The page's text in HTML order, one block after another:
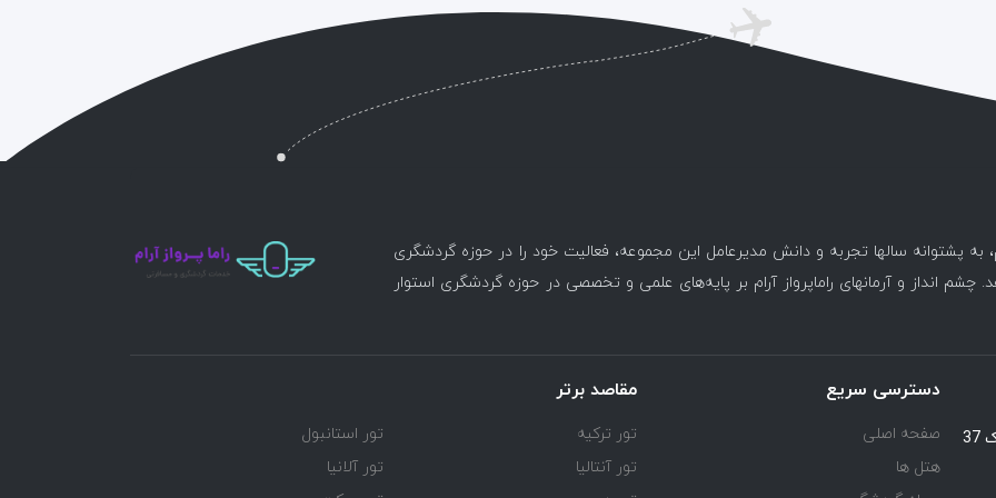
به پشتوانه سالها تجربه و دانش مدیرعامل این مجموعه، فعالیت خود را در حوزه گردشگری
چشم انداز و آرمانهای راماپرواز آرام بر پایه‌های علمی و تخصصی در حوزه گردشگری استوار
یوسف آباد خیابان اسد آبادی جنب کوچه هفتم پلاک 37
دسترسی سریع
صفحه اصلی
هتل ها
مقاصد برتر
تور ترکیه
تور استانبول
تور آنتالیا
تور آلانیا